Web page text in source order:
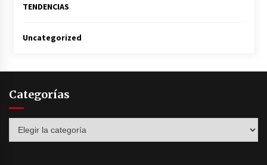
TENDENCIAS
Uncategorized
Categorías